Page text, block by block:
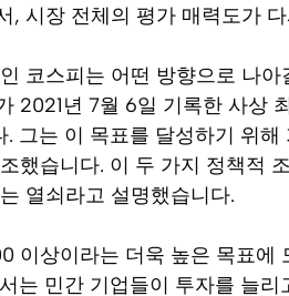
, 시장 전체의 평가 매력도가
코스피는 어떤 방향으로 나
2021년 7월 6일 기록한 사상
그는 이 목표를 달성하기 위
했습니다. 이 두 가지 정책적
열쇠라고 설명했습니다.
이상이라는 더욱 높은 목표에
는 민간 기업들이 투자를 늘